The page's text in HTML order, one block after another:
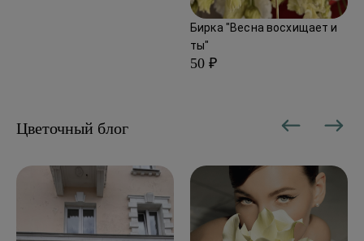
Бирка "Весна восхищает и
ты"
50 ₽
Цветочный блог